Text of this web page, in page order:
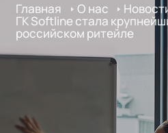
Главная О нас
ГК Softline стала
российском ритейле